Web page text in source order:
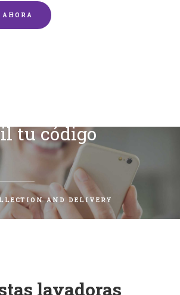
AHORA
tu código
AND DELIVERY
lavadoras